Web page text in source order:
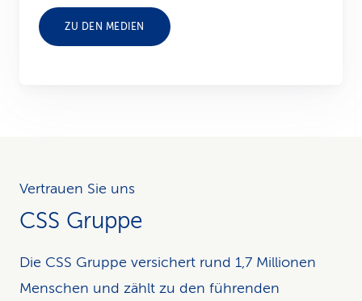
ZU DEN MEDIEN
Vertrauen Sie uns
CSS Gruppe
Die CSS Gruppe versichert rund 1,7 Millionen
Menschen und zählt zu den führenden